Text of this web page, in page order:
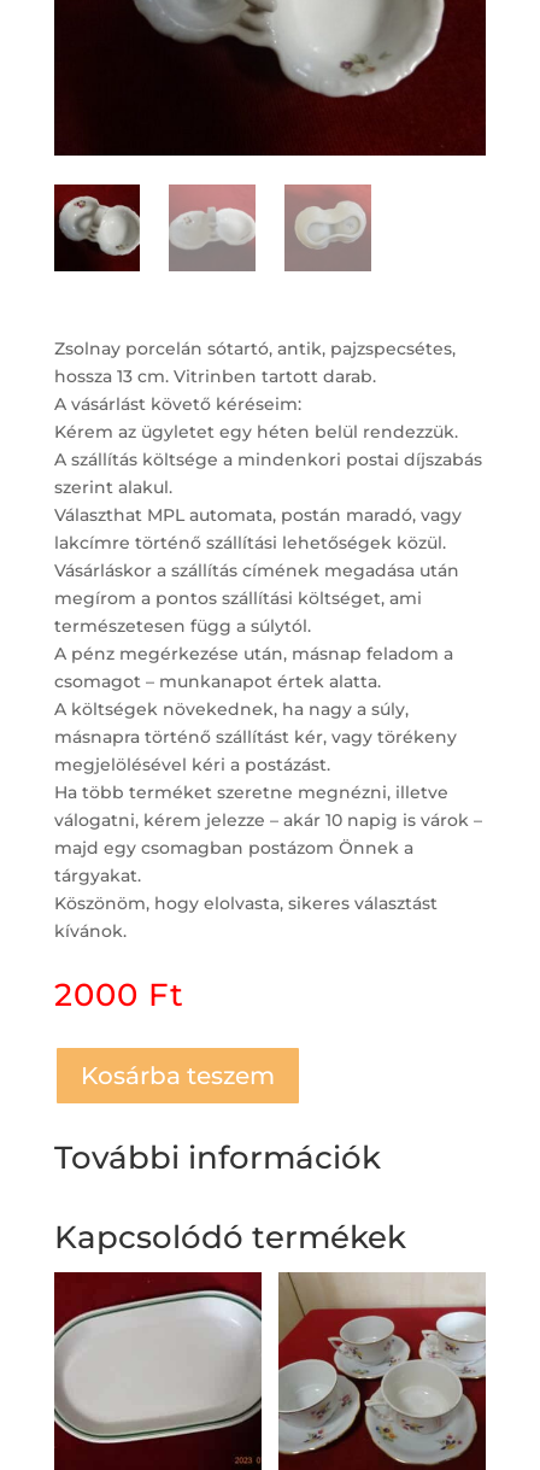
Zsolnay porcelán sótartó, antik, pajzspecsétes,
hossza 13 cm. Vitrinben tartott darab.
A vásárlást követő kéréseim:
Kérem az ügyletet egy héten belül rendezzük.
A szállítás költsége a mindenkori postai díjszabás
szerint alakul.
Választhat MPL automata, postán maradó, vagy
lakcímre történő szállítási lehetőségek közül.
Vásárláskor a szállítás címének megadása után
megírom a pontos szállítási költséget, ami
természetesen függ a súlytól.
A pénz megérkezése után, másnap feladom a
csomagot – munkanapot értek alatta.
A költségek növekednek, ha nagy a súly,
másnapra történő szállítást kér, vagy törékeny
megjelölésével kéri a postázást.
Ha több terméket szeretne megnézni, illetve
válogatni, kérem jelezze – akár 10 napig is várok –
majd egy csomagban postázom Önnek a
tárgyakat.
Köszönöm, hogy elolvasta, sikeres választást
kívánok.
2000 Ft
Kosárba teszem
További információk
Kapcsolódó termékek